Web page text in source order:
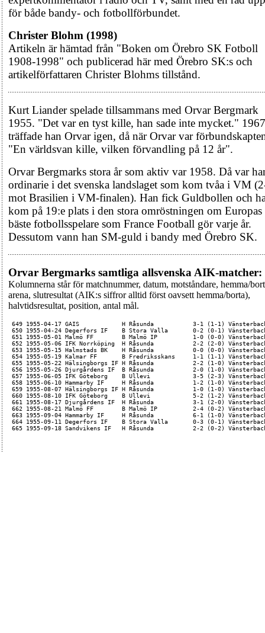
för både bandy- och fotbollförbundet.
Christer Blohm (1998)
Artikeln är hämtad från "Boken om Örebro SK Fotboll
1908-1998" och publicerad här med Örebro SK:s och
artikelförfattaren Christer Blohms tillstånd.
Kurt Liander spelade tillsammans med Orvar Bergmark
1955. "Det var en tyst kille, han sade inte mycket." 1967
träffade han Orvar igen, då när Orvar var
"En världsvan kille, vilken förvandling på 12 år".
Orvar Bergmarks stora år som aktiv var 1958. Då var
ordinarie i det svenska landslaget som kom tvåa i VM
mot Brasilien i VM-finalen). Han fick Guldbollen och
kom på 19:e plats i den stora omröstningen om Europas
bäste fotbollsspelare som France Football gör varje år.
Dessutom vann han SM-guld i bandy med Örebro SK.
Orvar Bergmarks samtliga allsvenska AIK-matcher:
Kolumnerna står för matchnummer, datum, motståndare, hemma/
arena, slutresultat (AIK:s siffror alltid först oavsett hemma/borta),
halvtidsresultat, position, antal mål.
649 1955-04-17 GAIS            H Råsunda           3-1 (1-1)
650 1955-04-24 Degerfors IF    B Stora Valla       0-2 (0-1)
651 1955-05-01 Malmö FF        B Malmö IP          1-0 (0-0)
652 1955-05-06 IFK Norrköping  H Råsunda           2-2 (2-0)
653 1955-05-15 Halmstads BK    H Råsunda           0-0 (0-0)
654 1955-05-19 Kalmar FF       B Fredriksskans     1-1 (1-1)
655 1955-05-22 Hälsingborgs IF H Råsunda           2-2 (1-0)
656 1955-05-26 Djurgårdens IF  B Råsunda           2-0 (1-0)
657 1955-06-05 IFK Göteborg    B Ullevi            3-5 (2-3)
658 1955-06-10 Hammarby IF     H Råsunda           1-2 (1-0)
659 1955-08-07 Hälsingborgs IF H Råsunda           1-0 (1-0)
660 1955-08-10 IFK Göteborg    B Ullevi            5-2 (1-2)
661 1955-08-17 Djurgårdens IF  H Råsunda           3-1 (2-0)
662 1955-08-21 Malmö FF        B Malmö IP          2-4 (0-2)
663 1955-09-04 Hammarby IF     H Råsunda           6-1 (1-0)
664 1955-09-11 Degerfors IF    B Stora Valla       0-3 (0-1)
665 1955-09-18 Sandvikens IF   H Råsunda           2-2 (0-2)